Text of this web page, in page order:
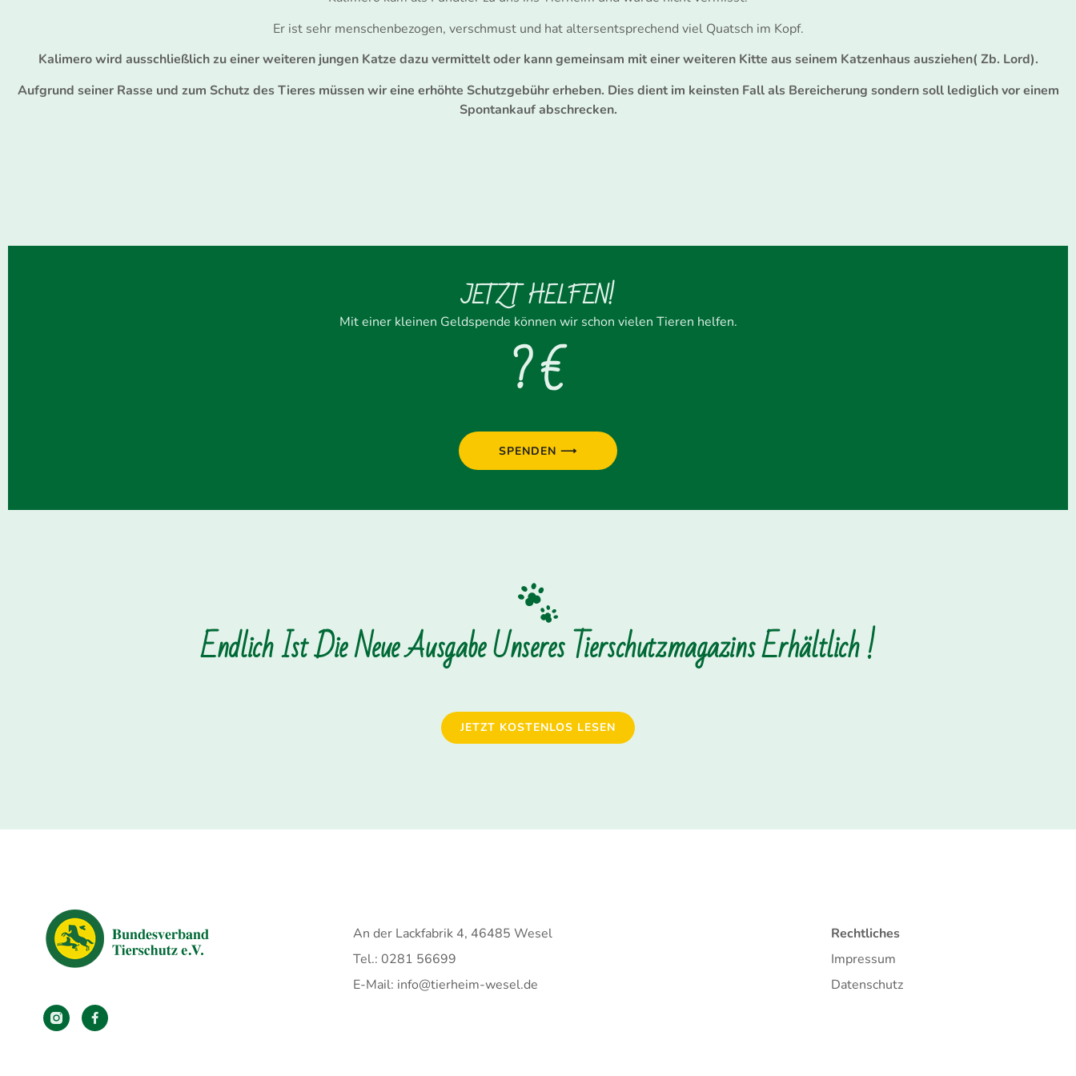
Er ist sehr menschenbezogen, verschmust und hat altersentsprechend viel Quatsch im Kopf.
Kalimero wird ausschließlich zu einer weiteren jungen Katze dazu vermittelt oder kann gemeinsam mit einer weiteren Kitte aus seinem Katzenhaus ausziehen( Zb. Lord).
Aufgrund seiner Rasse und zum Schutz des Tieres müssen wir eine erhöhte Schutzgebühr erheben. Dies dient im keinsten Fall als Bereicherung sondern soll lediglich vor einem
Spontankauf abschrecken.
JETZT HELFEN!
Mit einer kleinen Geldspende können wir schon vielen Tieren helfen.
? €
SPENDEN ⟶
Endlich Ist Die Neue Ausgabe Unseres Tierschutzmagazins Erhältlich !
JETZT KOSTENLOS LESEN
An der Lackfabrik 4, 46485 Wesel
Tel.: 0281 56699
E-Mail: info@tierheim-wesel.de
Rechtliches
Impressum
Datenschutz